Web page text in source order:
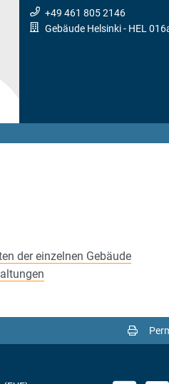
+49 461 805 2146
Gebäude Helsinki- HEL
der einzelnen Gebäude